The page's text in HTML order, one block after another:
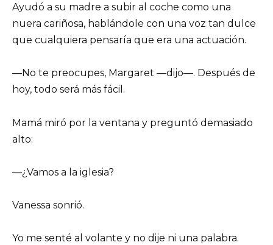
Ayudó a su madre a subir al coche como una
nuera cariñosa, hablándole con una voz tan dulce
que cualquiera pensaría que era una actuación.
—No te preocupes, Margaret —dijo—. Después de
hoy, todo será más fácil.
Mamá miró por la ventana y preguntó demasiado
alto:
—¿Vamos a la iglesia?
Vanessa sonrió.
Yo me senté al volante y no dije ni una palabra.